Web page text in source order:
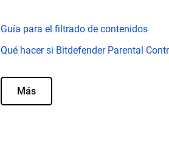
Guía para el filtrado de contenidos
Qué hacer si Bitdefender Parental
Más